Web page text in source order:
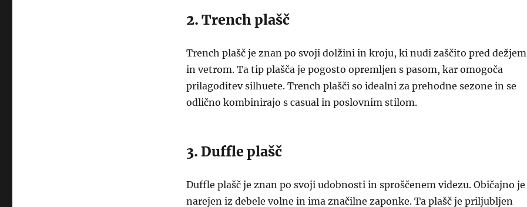
2. Trench plašč
Trench plašč je znan po svoji dolžini in kroju, ki nudi zaščito pred dežjem
in vetrom. Ta tip plašča je pogosto opremljen s pasom, kar omogoča
prilagoditev silhuete. Trench plašči so idealni za prehodne sezone in se
odlično kombinirajo s casual in poslovnim stilom.
3. Duffle plašč
Duffle plašč je znan po svoji udobnosti in sproščenem videzu. Običajno je
narejen iz debele volne in ima značilne zaponke. Ta plašč je priljubljen